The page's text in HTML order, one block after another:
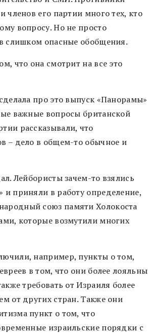
членов его партии много тех, кто
вопросу. Но не просто
слишком опасные обобщения.
что она смотрит на все это
про это выпуск «Панорамы»
важные вопросы британской
рассказывали, что
– дело в общем-то обычное и
Лейбористы зачем-то взялись
и приняли в работу определение,
союз памяти Холокоста
которые возмутили многих
например, пункты о том,
в том, что они более лояльны
требовать от Израиля более
от других стран. Также они
пункт о том, что
израильские порядки с